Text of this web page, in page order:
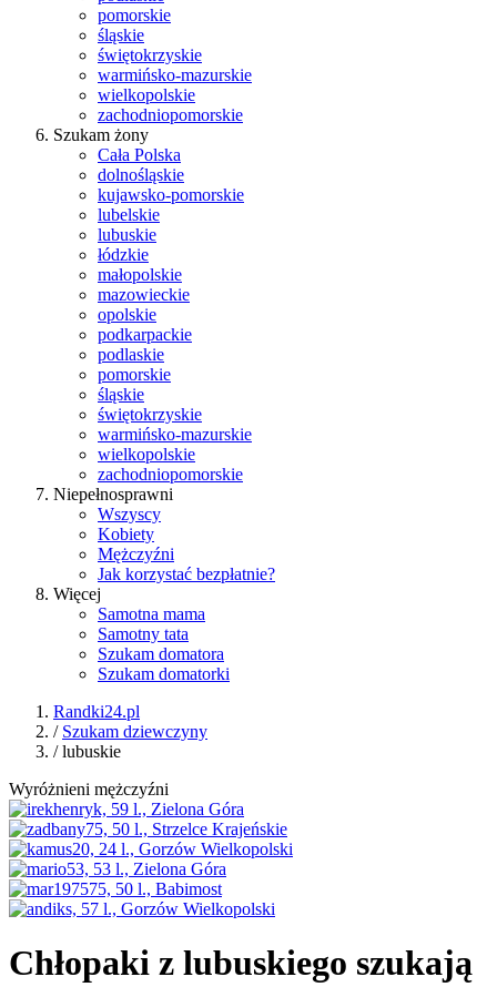
pomorskie
śląskie
świętokrzyskie
warmińsko-mazurskie
wielkopolskie
zachodniopomorskie
Szukam żony
Cała Polska
dolnośląskie
kujawsko-pomorskie
lubelskie
lubuskie
łódzkie
małopolskie
mazowieckie
opolskie
podkarpackie
podlaskie
pomorskie
śląskie
świętokrzyskie
warmińsko-mazurskie
wielkopolskie
zachodniopomorskie
Niepełnosprawni
Wszyscy
Kobiety
Mężczyźni
Jak korzystać bezpłatnie?
Więcej
Samotna mama
Samotny tata
Szukam domatora
Szukam domatorki
Randki24.pl
/ Szukam dziewczyny
/ lubuskie
Wyróżnieni mężczyźni
Chłopaki z lubuskiego szukają